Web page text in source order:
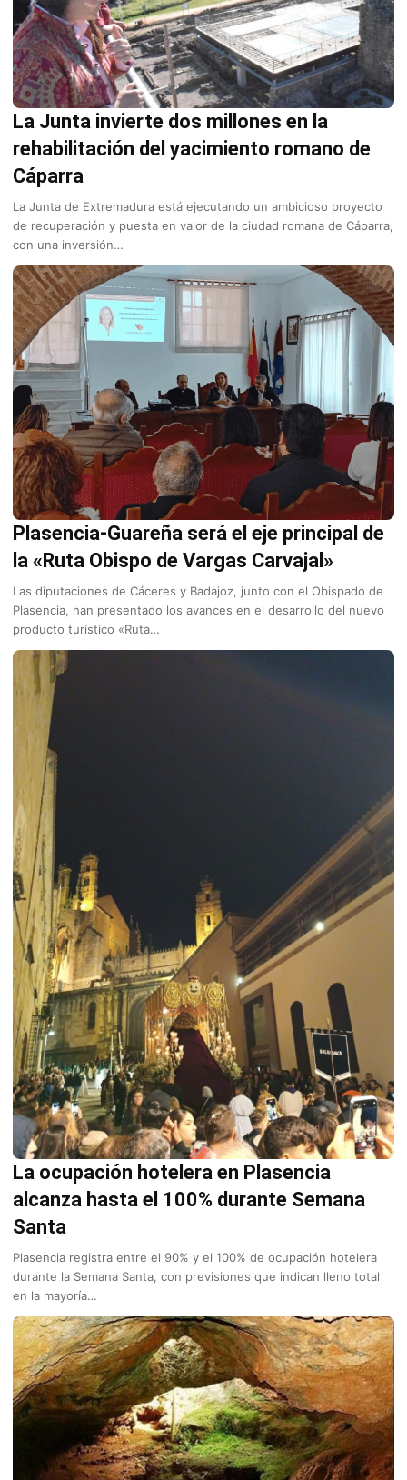
La Junta invierte dos millones en la
rehabilitación del yacimiento romano de
Cáparra
La Junta de Extremadura está ejecutando un ambicioso proyecto
de recuperación y puesta en valor de la ciudad romana de Cáparra,
con una inversión…
Plasencia-Guareña será el eje principal de
la «Ruta Obispo de Vargas Carvajal»
Las diputaciones de Cáceres y Badajoz, junto con el Obispado de
Plasencia, han presentado los avances en el desarrollo del nuevo
producto turístico «Ruta…
La ocupación hotelera en Plasencia
alcanza hasta el 100% durante Semana
Santa
Plasencia registra entre el 90% y el 100% de ocupación hotelera
durante la Semana Santa, con previsiones que indican lleno total
en la mayoría…